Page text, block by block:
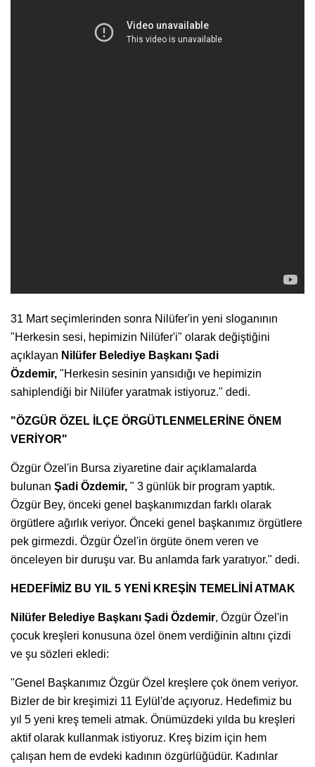
31 Mart seçimlerinden sonra Nilüfer'in yeni sloganının
"Herkesin sesi, hepimizin Nilüfer'i" olarak değiştiğini
açıklayan Nilüfer Belediye Başkanı Şadi
Özdemir, "Herkesin sesinin yansıdığı ve hepimizin
sahiplendiği bir Nilüfer yaratmak istiyoruz." dedi.
"ÖZGÜR ÖZEL İLÇE ÖRGÜTLENMELERİNE ÖNEM
VERİYOR"
Özgür Özel'in Bursa ziyaretine dair açıklamalarda
bulunan Şadi Özdemir, " 3 günlük bir program yaptık.
Özgür Bey, önceki genel başkanımızdan farklı olarak
örgütlere ağırlık veriyor. Önceki genel başkanımız örgütlere
pek girmezdi. Özgür Özel'in örgüte önem veren ve
önceleyen bir duruşu var. Bu anlamda fark yaratıyor." dedi.
HEDEFİMİZ BU YIL 5 YENİ KREŞİN TEMELİNİ ATMAK
Nilüfer Belediye Başkanı Şadi Özdemir, Özgür Özel'in
çocuk kreşleri konusuna özel önem verdiğinin altını çizdi
ve şu sözleri ekledi:
"Genel Başkanımız Özgür Özel kreşlere çok önem veriyor.
Bizler de bir kreşimizi 11 Eylül'de açıyoruz. Hedefimiz bu
yıl 5 yeni kreş temeli atmak. Önümüzdeki yılda bu kreşleri
aktif olarak kullanmak istiyoruz. Kreş bizim için hem
çalışan hem de evdeki kadının özgürlüğüdür. Kadınlar